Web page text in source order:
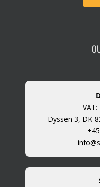
Dyssen 3, DK-